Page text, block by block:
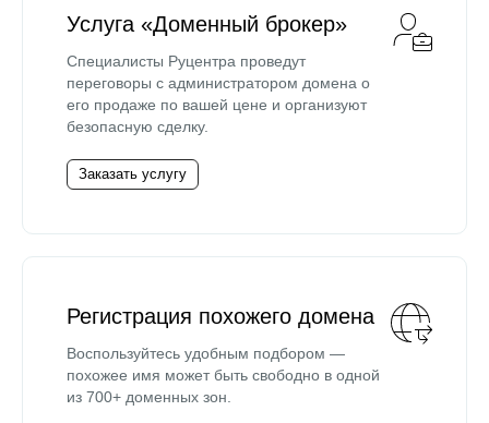
Услуга «Доменный брокер»
Специалисты Руцентра проведут
переговоры с администратором домена о
его продаже по вашей цене и организуют
безопасную сделку.
Заказать услугу
Регистрация похожего домена
Воспользуйтесь удобным подбором —
похожее имя может быть свободно в одной
из 700+ доменных зон.